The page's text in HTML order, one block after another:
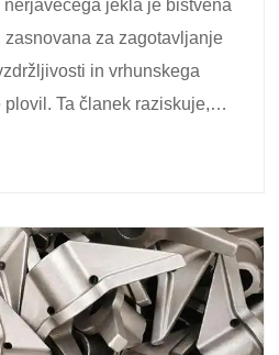
jekla je bistvena
zasnovana za zagotavljanje
in vrhunskega
Ta članek raziskuje,
proti korozij......